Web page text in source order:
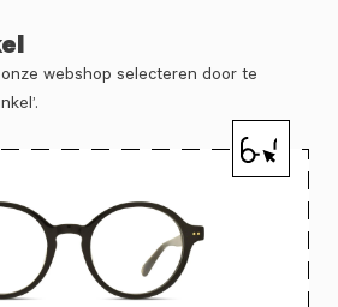
webshop selecteren door te